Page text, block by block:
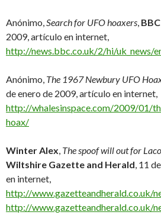
Anónimo,Search for UFO hoaxers,
2009, artículo en internet,
http://news.bbc.co.uk/2/hi/uk_news/
Anónimo, The 1967 Newbury UFO
de enero de 2009, artículo en internet,
http://whalesinspace.com/2009/01/
hoax/
Winter Alex, The spoof will out for
Wiltshire Gazette and Herald, 11
en internet,
http://www.gazetteandherald.co.uk/
http://www.gazetteandherald.co.uk/